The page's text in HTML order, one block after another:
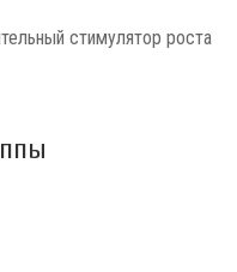
стимулятор роста